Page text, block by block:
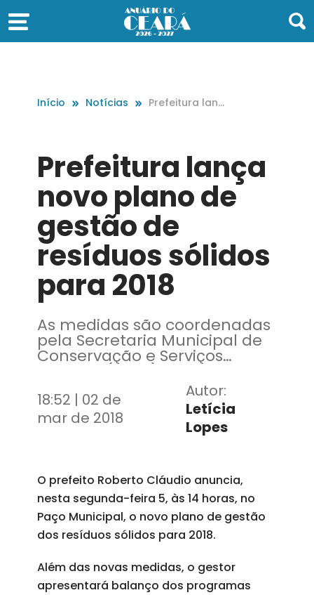
Início Notícias
Prefeitura lanç
para 2018
Prefeitura lança
novo plano de
gestão de
resíduos sólidos
para 2018
As medidas são coordenadas
pela Secretaria Municipal de
Conservação e Serviços
Públicos (SCSP)
18:52 | 02 de
mar de 2018
Autor:
Letícia
Lopes
O prefeito Roberto Cláudio anuncia,
nesta segunda-feira 5, às 14 horas, no
Paço Municipal, o novo plano de gestão
dos resíduos sólidos para 2018.
Além das novas medidas, o gestor
apresentará balanço dos programas